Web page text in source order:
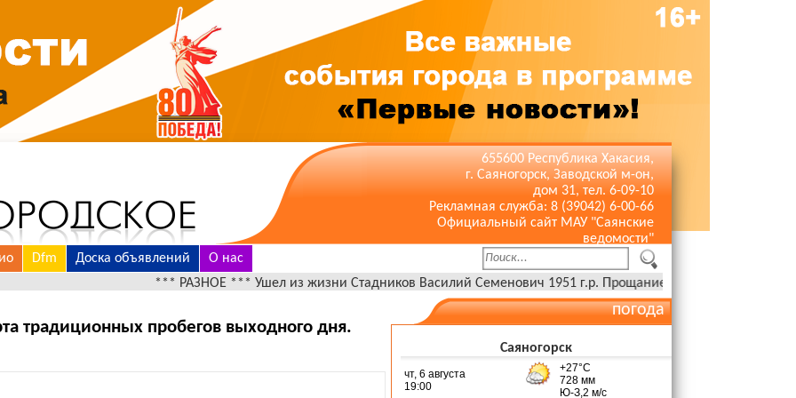
655600 Республика Хакасия,
г. Саяногорск, Заводской м-он,
дом 31, тел. 6-09-10
Рекламная служба: 8 (39042) 6-00-66
Официальный сайт МАУ "Саянские
ведомости"
Dfm Доска объявлений
О нас
*** РАЗНОЕ *** Ушел из жизни Стадников Василий Семенович 1951 г.р. Прощание 06 августа с 10:00 до
традиционных пробегов выходного дня.
погода
Саяногорск